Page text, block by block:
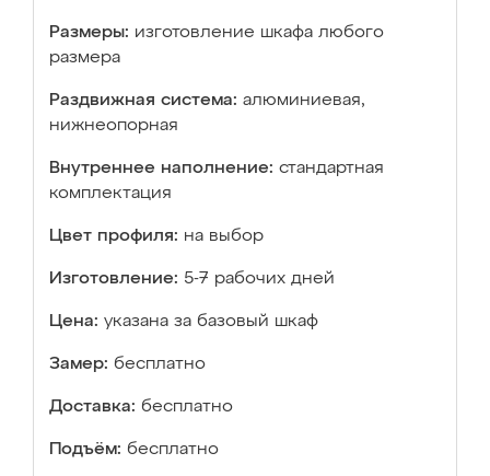
Размеры: изготовление шкафа любого
размера
Раздвижная система: алюминиевая,
нижнеопорная
Внутреннее наполнение: стандартная
комплектация
Цвет профиля: на выбор
Изготовление: 5-7 рабочих дней
Цена: указана за базовый шкаф
Замер: бесплатно
Доставка: бесплатно
Подъём: бесплатно